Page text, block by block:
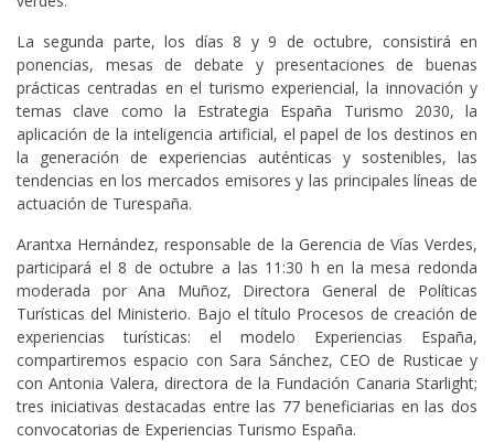
La segunda parte, los días 8 y 9 de octubre, consistirá en
ponencias, mesas de debate y presentaciones de buenas
prácticas centradas en el turismo experiencial, la innovación y
temas clave como la Estrategia España Turismo 2030, la
aplicación de la inteligencia artificial, el papel de los destinos en
la generación de experiencias auténticas y sostenibles, las
tendencias en los mercados emisores y las principales líneas de
actuación de Turespaña.
Arantxa Hernández, responsable de la Gerencia de Vías Verdes,
participará el 8 de octubre a las 11:30 h en la mesa redonda
moderada por Ana Muñoz, Directora General de Políticas
Turísticas del Ministerio. Bajo el título Procesos de creación de
experiencias turísticas: el modelo Experiencias España,
compartiremos espacio con Sara Sánchez, CEO de Rusticae y
con Antonia Valera, directora de la Fundación Canaria Starlight;
tres iniciativas destacadas entre las 77 beneficiarias en las dos
convocatorias de Experiencias Turismo España.